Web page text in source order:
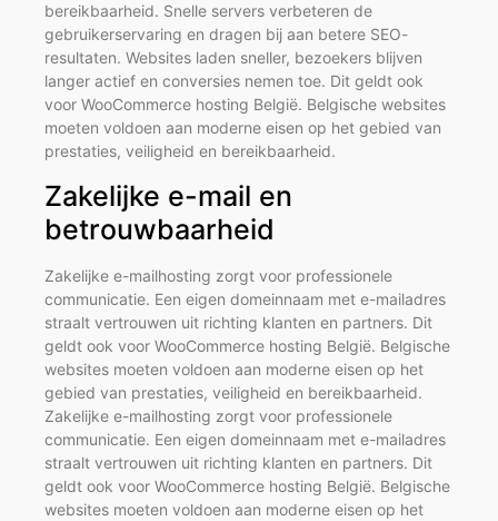
bereikbaarheid. Snelle servers verbeteren de
gebruikerservaring en dragen bij aan betere SEO-
resultaten. Websites laden sneller, bezoekers blijven
langer actief en conversies nemen toe. Dit geldt ook
voor WooCommerce hosting België. Belgische websites
moeten voldoen aan moderne eisen op het gebied van
prestaties, veiligheid en bereikbaarheid.
Zakelijke e-mail en
betrouwbaarheid
Zakelijke e-mailhosting zorgt voor professionele
communicatie. Een eigen domeinnaam met e-mailadres
straalt vertrouwen uit richting klanten en partners. Dit
geldt ook voor WooCommerce hosting België. Belgische
websites moeten voldoen aan moderne eisen op het
gebied van prestaties, veiligheid en bereikbaarheid.
Zakelijke e-mailhosting zorgt voor professionele
communicatie. Een eigen domeinnaam met e-mailadres
straalt vertrouwen uit richting klanten en partners. Dit
geldt ook voor WooCommerce hosting België. Belgische
websites moeten voldoen aan moderne eisen op het